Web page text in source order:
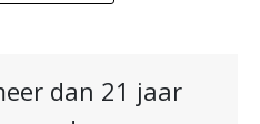
dan 21 jaar